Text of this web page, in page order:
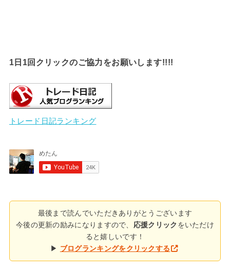
1日1回クリックのご協力をお願いします!!!!
トレード日記ランキング
最後まで読んでいただきありがとうございます
今後の更新の励みになりますので、 応援クリック をいただけ
ると嬉しいです！
▶ ブログランキングをクリックする